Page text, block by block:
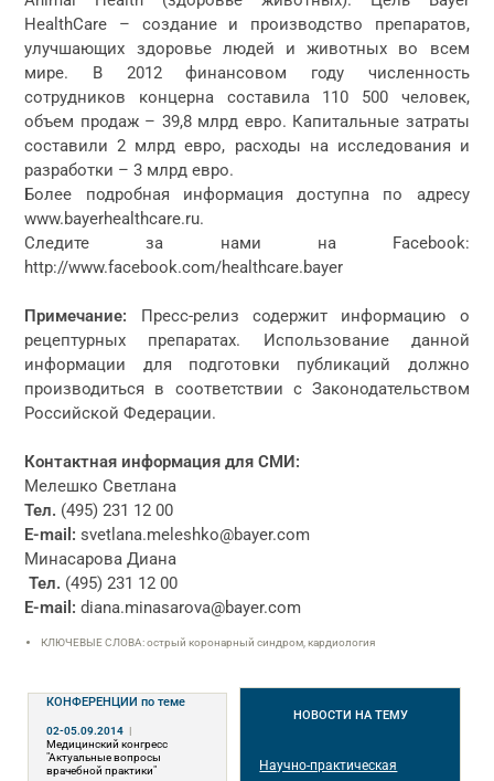
HealthCare – создание и производство препаратов,
улучшающих здоровье людей и животных во всем
мире. В 2012 финансовом году численность
сотрудников концерна составила 110 500 человек,
объем продаж – 39,8 млрд евро. Капитальные затраты
составили 2 млрд евро, расходы на исследования и
разработки – 3 млрд евро.
Более подробная информация доступна по адресу
www.bayerhealthcare.ru.
Следите за нами на Facebook:
http://www.facebook.com/healthcare.bayer
Примечание: Пресс-релиз содержит информацию о
рецептурных препаратах. Использование данной
информации для подготовки публикаций должно
производиться в соответствии с Законодательством
Российской Федерации.
Контактная информация для СМИ:
Мелешко Светлана
Тел. (495) 231 12 00
E-mail:svetlana.meleshko@bayer.com
Минасарова Диана
Тел. (495) 231 12 00
E-mail:diana.minasarova@bayer.com
КЛЮЧЕВЫЕ СЛОВА: острый коронарный синдром, кардиология
КОНФЕРЕНЦИИпо теме
02-05.09.2014 |
Медицинский конгресс
"Актуальные вопросы
врачебной практики"
НОВОСТИ НА ТЕМУ
Научно-практическая